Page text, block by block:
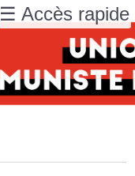
☰ Accès rapide